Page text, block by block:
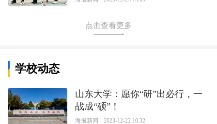
点击查看更多
学校动态
山东大学：愿你“研”出必行，一
战成“硕”！
海报新闻 2023-12-22 10:32